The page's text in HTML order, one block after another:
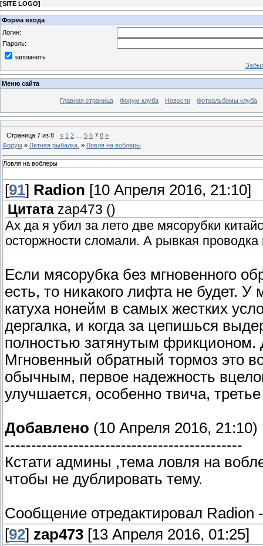
[SITE LOGO]
Форма входа
Логин:
Пароль:
запомнить
Меню сайта
Главная страница Форум клуба Новости Фотоальбомы клуба
Страница 7 из 8 « 1 2 5 6 7 8 »
Форум » Летняя рыбалка. » Ловля на воблеры
Ловля на воблеры
[91] Radion [10 Апреля 2016, 21:10]
Цитата zap473 ()
Ах да я убил за лето две мясорубки
осторжности сломали. А рывкая
Если мясорубка без мгновенного
есть, то никакого лифта не будет.
катуха нонейм в самых жестких
дергалка, и когда за цепишься
полностью затянутым фрикционом.
Мгновенный обратный тормоз это
обычным, первое надежность
улучшается, особенно твича,
Добавлено (10 Апреля 2016, 21:10)
---------------------------------------------
Кстати админы ,тема ловля на
чтобы не дублировать тему.
Сообщение отредактировал Radion
[92] zap473 [13 Апреля 2016, 01:25]